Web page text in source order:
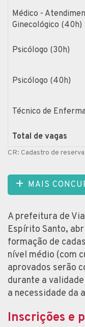
Médico -
Ginecológico (40h)
Psicólogo (30h)
Psicólogo (40h)
Técnico de
Total de vagas
CR: Cadastro de reserva
MAIS
A prefeitura de
Espírito Santo,
formação de
nível médio (com
aprovados serão
durante a
a necessidade da
Inscrições e